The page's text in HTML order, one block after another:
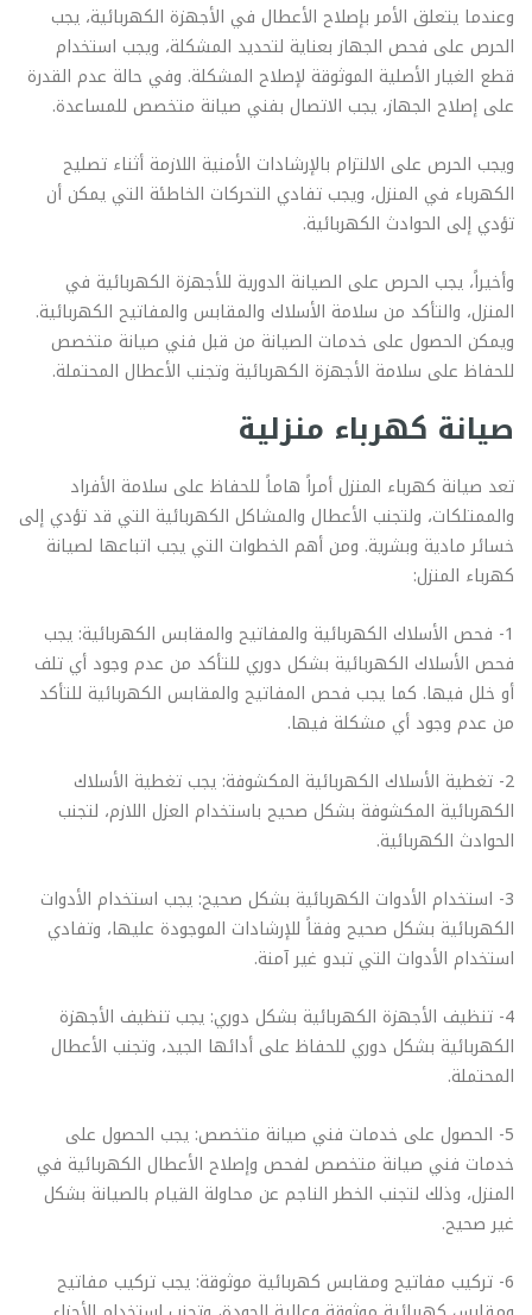
وعندما يتعلق الأمر بإصلاح الأعطال في الأجهزة الكهربائية، يجب
الحرص على فحص الجهاز بعناية لتحديد المشكلة، ويجب استخدام
قطع الغيار الأصلية الموثوقة لإصلاح المشكلة. وفي حالة عدم القدرة
على إصلاح الجهاز، يجب الاتصال بفني صيانة متخصص للمساعدة.
ويجب الحرص على الالتزام بالإرشادات الأمنية اللازمة أثناء تصليح
الكهرباء في المنزل، ويجب تفادي التحركات الخاطئة التي يمكن أن
تؤدي إلى الحوادث الكهربائية.
وأخيراً، يجب الحرص على الصيانة الدورية للأجهزة الكهربائية في
المنزل، والتأكد من سلامة الأسلاك والمقابس والمفاتيح الكهربائية.
ويمكن الحصول على خدمات الصيانة من قبل فني صيانة متخصص
للحفاظ على سلامة الأجهزة الكهربائية وتجنب الأعطال المحتملة.
صيانة كهرباء منزلية
تعد صيانة كهرباء المنزل أمراً هاماً للحفاظ على سلامة الأفراد
والممتلكات، ولتجنب الأعطال والمشاكل الكهربائية التي قد تؤدي إلى
خسائر مادية وبشرية. ومن أهم الخطوات التي يجب اتباعها لصيانة
كهرباء المنزل:
1- فحص الأسلاك الكهربائية والمفاتيح والمقابس الكهربائية: يجب
فحص الأسلاك الكهربائية بشكل دوري للتأكد من عدم وجود أي تلف
أو خلل فيها. كما يجب فحص المفاتيح والمقابس الكهربائية للتأكد
من عدم وجود أي مشكلة فيها.
2- تغطية الأسلاك الكهربائية المكشوفة: يجب تغطية الأسلاك
الكهربائية المكشوفة بشكل صحيح باستخدام العزل اللازم، لتجنب
الحوادث الكهربائية.
3- استخدام الأدوات الكهربائية بشكل صحيح: يجب استخدام الأدوات
الكهربائية بشكل صحيح وفقاً للإرشادات الموجودة عليها، وتفادي
استخدام الأدوات التي تبدو غير آمنة.
4- تنظيف الأجهزة الكهربائية بشكل دوري: يجب تنظيف الأجهزة
الكهربائية بشكل دوري للحفاظ على أدائها الجيد، وتجنب الأعطال
المحتملة.
5- الحصول على خدمات فني صيانة متخصص: يجب الحصول على
خدمات فني صيانة متخصص لفحص وإصلاح الأعطال الكهربائية في
المنزل، وذلك لتجنب الخطر الناجم عن محاولة القيام بالصيانة بشكل
غير صحيح.
6- تركيب مفاتيح ومقابس كهربائية موثوقة: يجب تركيب مفاتيح